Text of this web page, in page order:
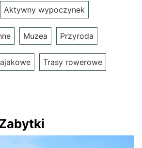
Aktywny wypoczynek
Muzea Przyroda
Trasy rowerowe